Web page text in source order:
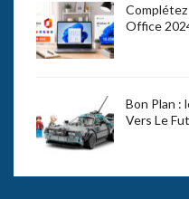
Office
Bon Plan :
Vers Le